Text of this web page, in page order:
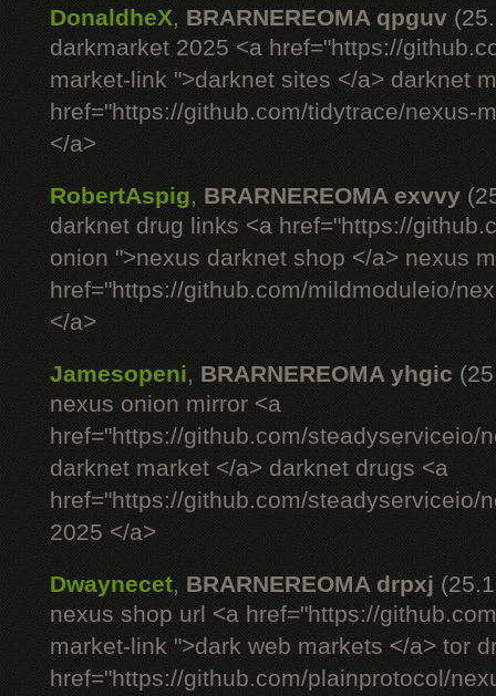
DonaldheX, BRARNEREOMA qpguv
darkmarket 2025 <a href="https://
market-link ">darknet sites </a> darknet
href="https://github.com/tidytrace/nexus-
</a>
RobertAspig, BRARNEREOMA exvvy
darknet drug links <a href="https://
onion ">nexus darknet shop </a> nexus
href="https://github.com/mildmoduleio/
</a>
Jamesopeni, BRARNEREOMA yhgic
nexus onion mirror <a
href="https://github.com/steadyserviceio/
darknet market </a> darknet drugs <a
href="https://github.com/steadyserviceio/
2025 </a>
Dwaynecet, BRARNEREOMA drpxj
nexus shop url <a href="https://
market-link ">dark web markets </a> tor
href="https://github.com/plainprotocol/